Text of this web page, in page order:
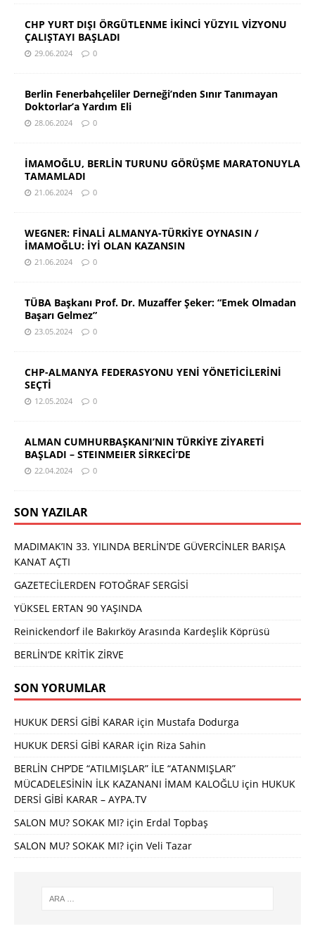
CHP YURT DIŞI ÖRGÜTLENME İKİNCİ YÜZYIL VİZYONU
ÇALIŞTAYI BAŞLADI
29.06.2024 0
Berlin Fenerbahçeliler Derneği’nden Sınır Tanımayan
Doktorlar’a Yardım Eli
28.06.2024 0
İMAMOĞLU, BERLİN TURUNU GÖRÜŞME MARATONUYLA
TAMAMLADI
21.06.2024 0
WEGNER: FİNALİ ALMANYA-TÜRKİYE OYNASIN /
İMAMOĞLU: İYİ OLAN KAZANSIN
21.06.2024 0
TÜBA Başkanı Prof. Dr. Muzaffer Şeker: “Emek Olmadan
Başarı Gelmez”
23.05.2024 0
CHP-ALMANYA FEDERASYONU YENİ YÖNETİCİLERİNİ
SEÇTİ
12.05.2024 0
ALMAN CUMHURBAŞKANI’NIN TÜRKİYE ZİYARETİ
BAŞLADI – STEINMEIER SİRKECİ’DE
22.04.2024 0
SON YAZILAR
MADIMAK’IN 33. YILINDA BERLİN’DE GÜVERCİNLER BARIŞA
KANAT AÇTI
GAZETECİLERDEN FOTOĞRAF SERGİSİ
YÜKSEL ERTAN 90 YAŞINDA
Reinickendorf ile Bakırköy Arasında Kardeşlik Köprüsü
BERLİN’DE KRİTİK ZİRVE
SON YORUMLAR
HUKUK DERSİ GİBİ KARAR için Mustafa Dodurga
HUKUK DERSİ GİBİ KARAR için Riza Sahin
BERLİN CHP’DE “ATILMIŞLAR” İLE “ATANMIŞLAR”
MÜCADELESİNİN İLK KAZANANI İMAM KALOĞLU için HUKUK
DERSİ GİBİ KARAR – AYPA.TV
SALON MU? SOKAK MI? için Erdal Topbaş
SALON MU? SOKAK MI? için Veli Tazar